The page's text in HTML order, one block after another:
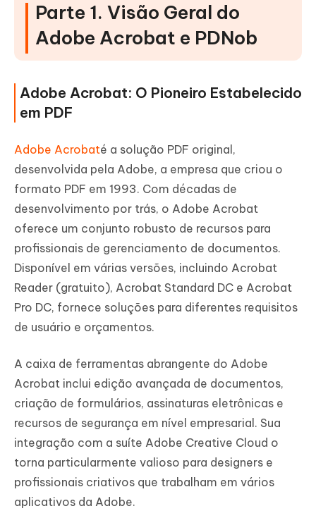
Parte 1. Visão Geral do
Adobe Acrobat e PDNob
Adobe Acrobat: O Pioneiro Estabelecido
em PDF
Adobe Acrobaté a solução PDF original,
desenvolvida pela Adobe, a empresa que criou o
formato PDF em 1993. Com décadas de
desenvolvimento por trás, o Adobe Acrobat
oferece um conjunto robusto de recursos para
profissionais de gerenciamento de documentos.
Disponível em várias versões, incluindo Acrobat
Reader (gratuito), Acrobat Standard DC e Acrobat
Pro DC, fornece soluções para diferentes requisitos
de usuário e orçamentos.
A caixa de ferramentas abrangente do Adobe
Acrobat inclui edição avançada de documentos,
criação de formulários, assinaturas eletrônicas e
recursos de segurança em nível empresarial. Sua
integração com a suíte Adobe Creative Cloud o
torna particularmente valioso para designers e
profissionais criativos que trabalham em vários
aplicativos da Adobe.